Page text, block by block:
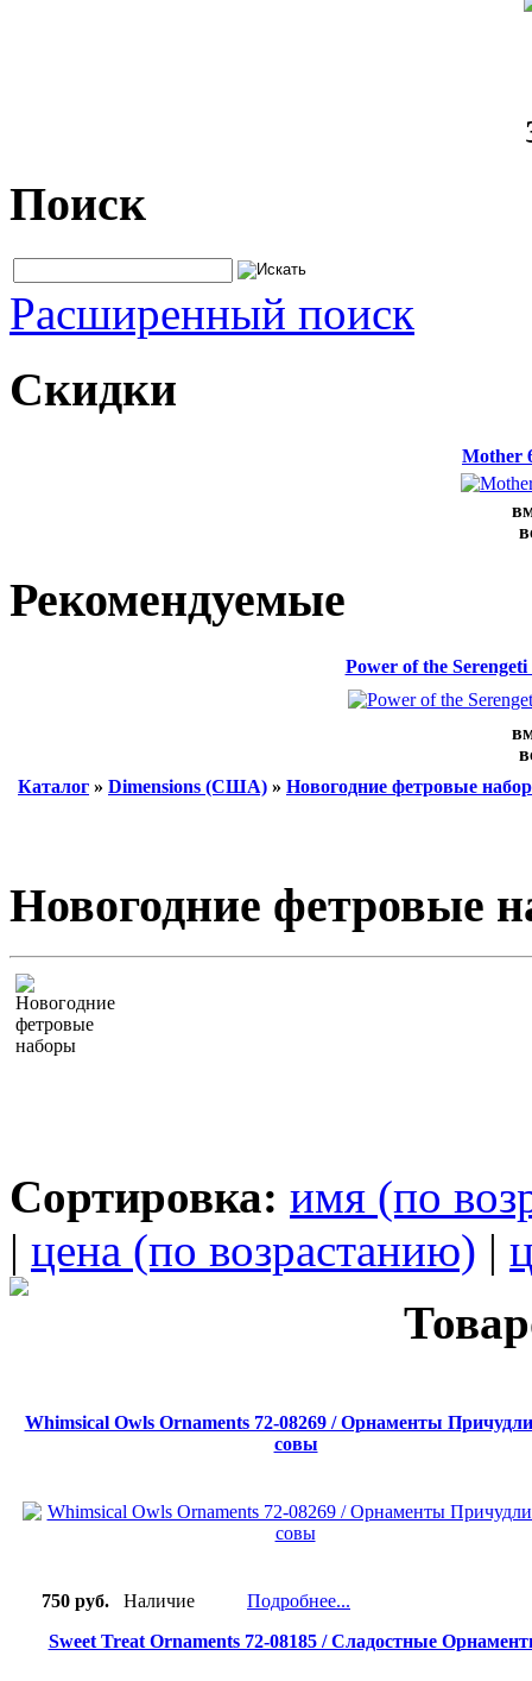
Поиск
Расширенный поиск
Скидки
Mother
Рекомендуемые
Power of the
Каталог » Dimensions (США) » Новогодние фетровые
Новогодние фетровые
Сортировка: имя (по
| цена (по возрастанию) |
Whimsical Owls Ornaments 72-08269 / Орнаменты
совы
750 руб. Наличие
Подробнее...
Sweet Treat Ornaments 72-08185 / Сладостные